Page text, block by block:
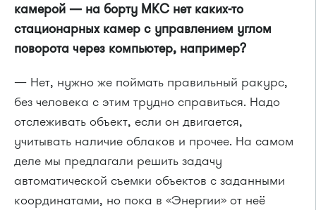
камерой — на борту МКС нет каких-то
стационарных камер с управлением углом
поворота через компьютер, например?
— Нет, нужно же поймать правильный ракурс,
без человека с этим трудно справиться. Надо
отслеживать объект, если он двигается,
учитывать наличие облаков и прочее. На самом
деле мы предлагали решить задачу
автоматической съемки объектов с заданными
координатами, но пока в «Энергии» от неё